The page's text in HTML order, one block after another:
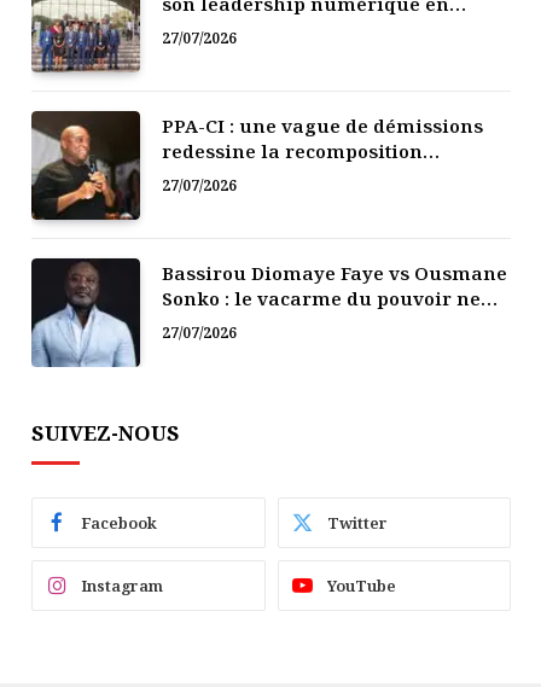
Afrique
27/07/2026
PPA-CI : une vague de démissions
redessine la recomposition
politique
27/07/2026
Bassirou Diomaye Faye vs Ousmane
Sonko : le vacarme du pouvoir ne
doit pas faire oublier les liens de la
27/07/2026
SUIVEZ-NOUS
Facebook Twitter
Instagram YouTube